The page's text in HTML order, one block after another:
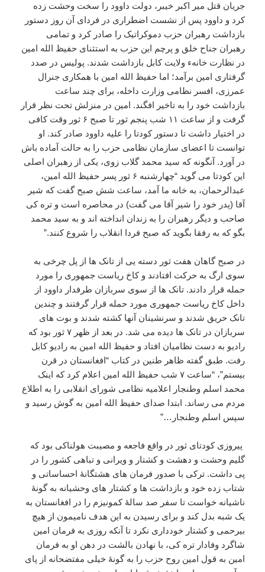
جریان قتل میر اکبر خیبر، دولت داوود را سخت وحشت زده
کرد و داوود پس از نشست اضطراری در فردای آن روز دستور
بازداشت رهبران حزب دموکراتیک را صادر کرد و تمامی
رهبران جناح خلق و پرچم این حزب به استثنای حفیظ الله امین
در نظارت خانهء ولایت کابل بازداشت شدند. پولیس در صدد
گرفتاری امین برآمد؛ اما حفیظ الله امین با همکاری جنرال
عمرزی، افسر نظامی وزارت داخله، برای چند ساعت
بازداشت خود را به تاخیر افگند. امین در منزلش تحت نظر قرار
گرفت و از ساعت ۱۱ شب پنجم ثور تا صبح ۶ ثور وقت کافی
در اختیار داشت تا دستور کودتا را علیه داوود صادر کند. او
توانست تا اعضای سازمان نظامی حزب را به حالت آماده باش
در آورد. آنگونه که سید محمد گلاب زوی، یکی از رهبران اصلی
این کودتا می گوید “چهارشنبه ۶ ثور پسر حفیظ الله امین،
عبدالرحمان، به خانه ما آمد، ساعت شش صبح گفت که شیر
آقا (پدر خود را شیر آقا می گفت) در محاصره است و تره کی
صاحب و دیگر رهبران را به زندان انداخته اند و به سید محمد
بگو که به رفقا بگوید که صبح فردا انقلاب را شروع کنند.”
در صبح گاهان هفت ثور دسته یی از تانک ها از پل چرخی به
سوی ارگ به حرکت افتادند و کاخ ریاست جمهوری را مورد
حمله قرار دادند. تانک ها از سوی سربازان طرفدار داوود از
داخل کاخ ریاست جمهوری مورد حمله قرار گرفتند و چندین
تانک حریق شدند و سرنشینان آنها کشته شدند و بوت های
سربازان در تانک ها دیده می شد. در بعد از ظهر ۷ ثور بود که
رادیو به دست نظامیان افتاد و حفیظ الله امین به رادیو کابل
رفت. طبق گفته ظاهر طنین در کتاب “افغانستان در قرن
بیستم”، “ساعت ۷ شب حفیظ الله امین اعلام کرد که اینک
محمد اسلم وطنجار اعلامیه نظامی شورای انقلابی را به اطلاع
مردم می رساند. ابتدا صدای حفیظ الله امین به گوش رسید و
سپس اسلم وطنجار…”
پیروزی کودتای ثور در واقع فاجعه و مصیبت هولناکی بود که
گلیم وحشت و دهشت و کشتار و ویرانی و تباهی کشور را در
پی داشت. ترکی با صدور فرمان های هشتگانۀ احساساتی و
شتاب زده خود و بازداشت ها و کشتار های وحشیانه به گونۀ
ناشیانه خواست تا سفر صد سالۀ کمونیزم را در افغانستان به
یک شبه بدل کند و برای رسیدن به این هدف نامیمون از هیچ
بیرحمی و کشتار خودداری نکرد تا آنکه روزی به فرمان امین
شاگرد وفادار تره کی، با نهادن بالشت در دهن او به فرمان
امین به قول امین روح حزب را به گونۀ خیلی مفتضحانه از پای